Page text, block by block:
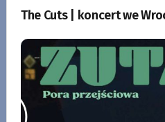
The Cuts | koncert we